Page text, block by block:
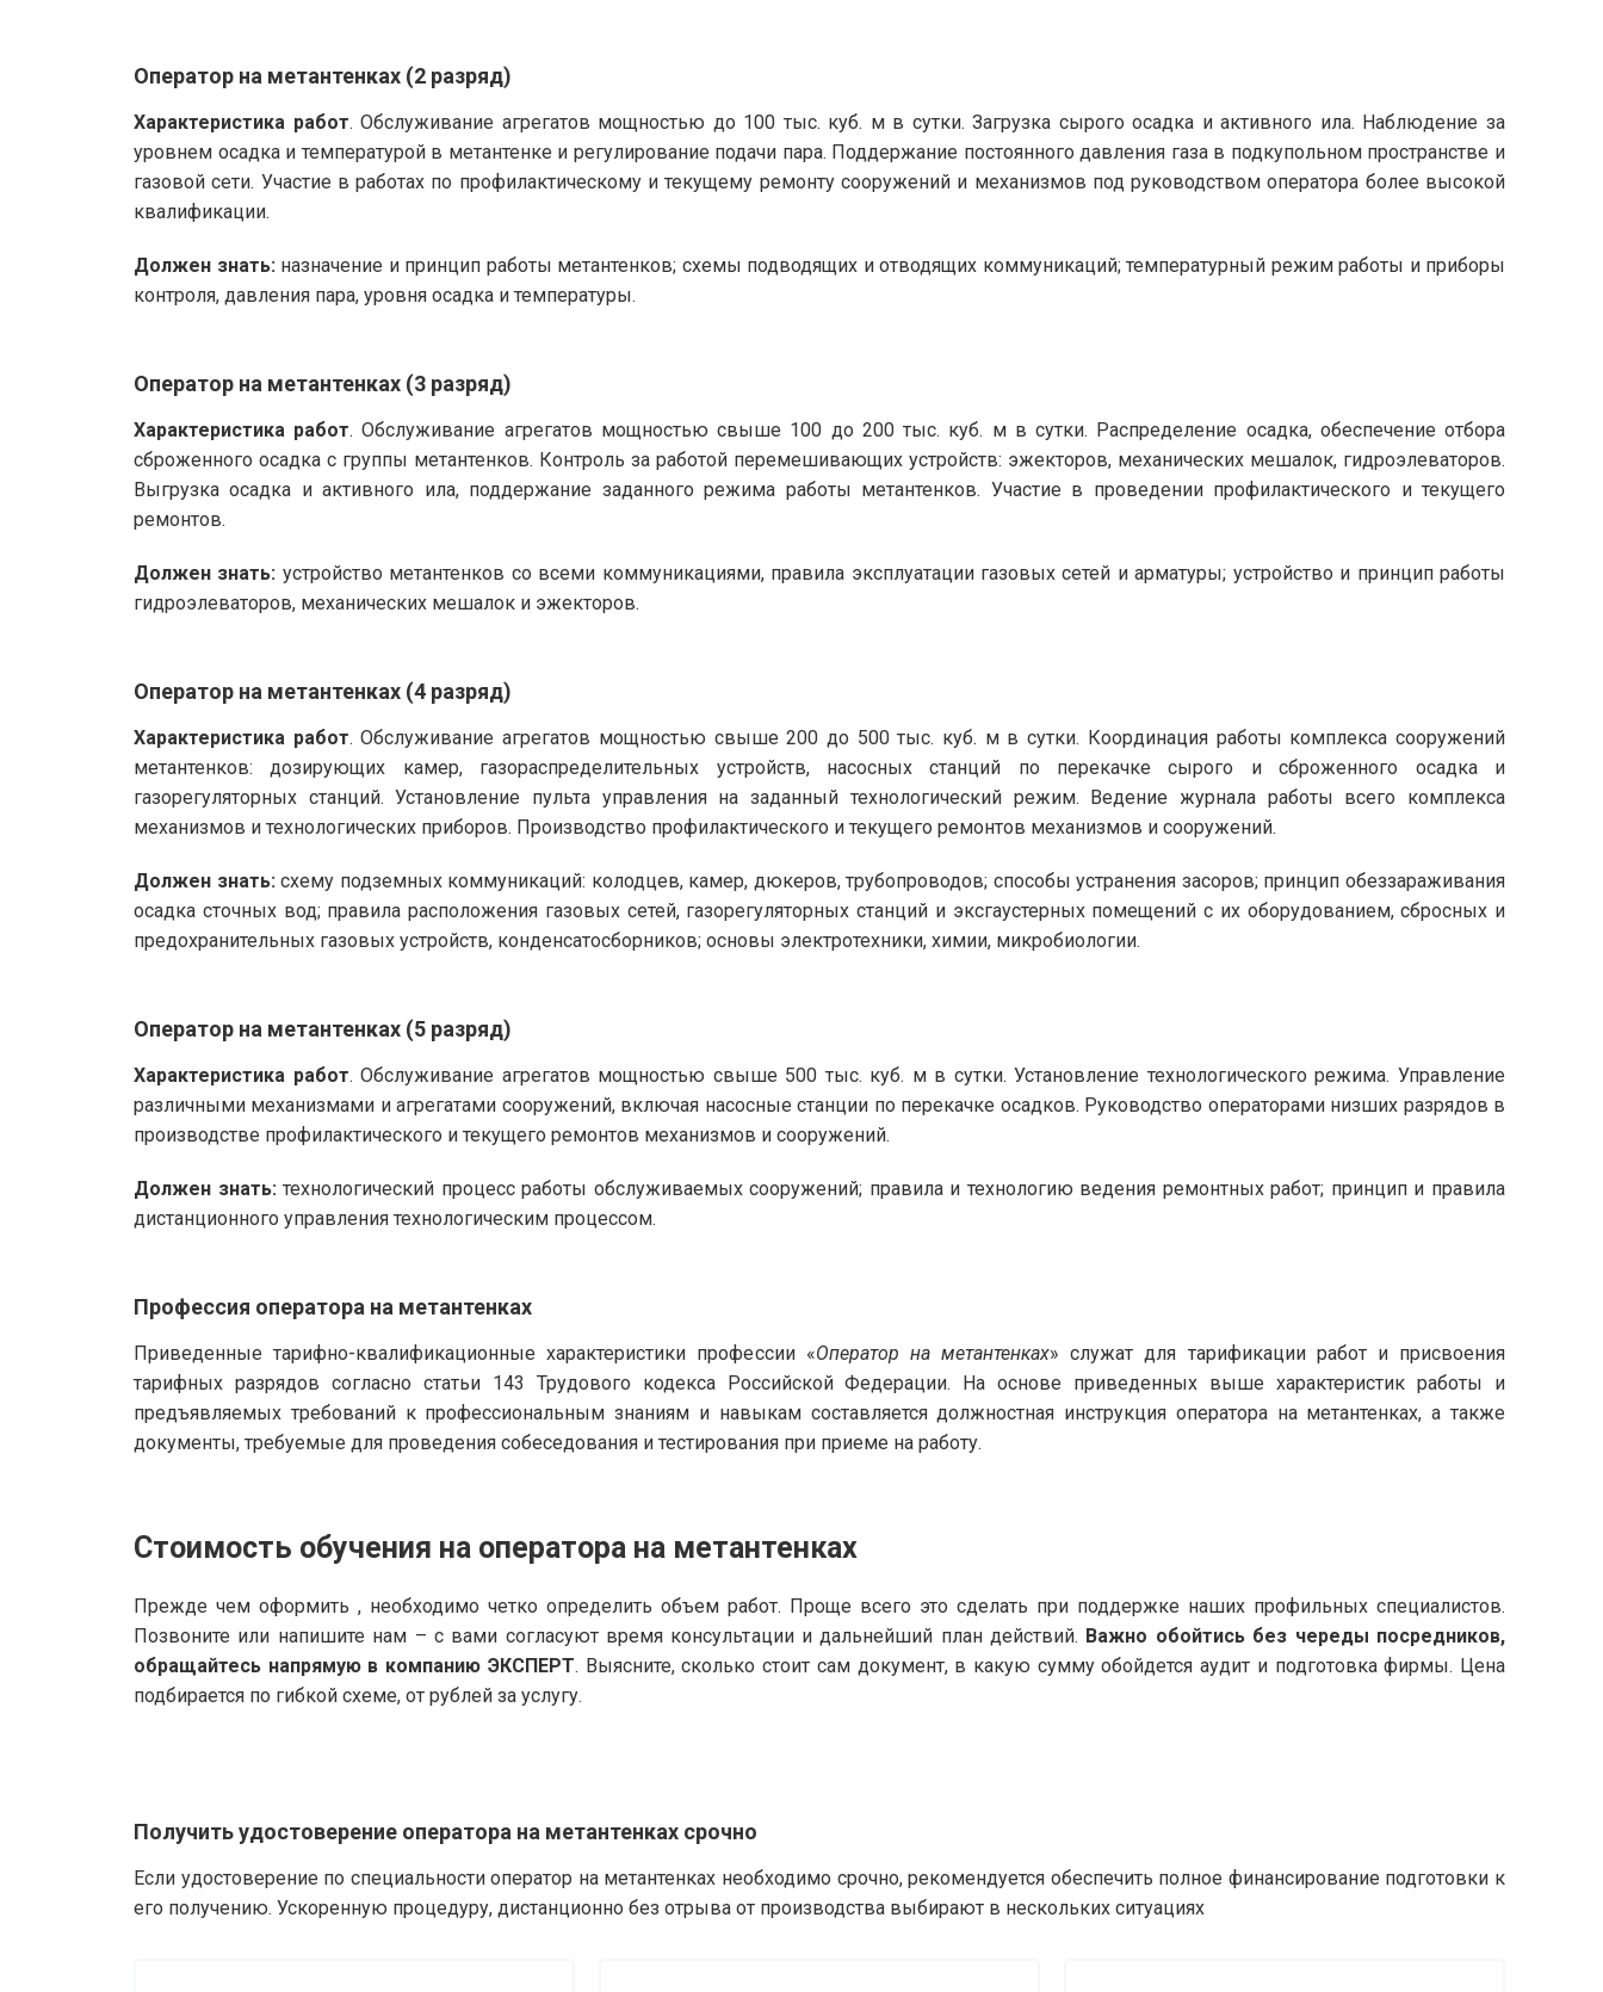
Оператор на метантенках (2 разряд)
Характеристика работ. Обслуживание агрегатов мощностью до 100 тыс. куб. м в сутки. Загрузка сырого осадка и активного ила. Наблюдение за
уровнем осадка и температурой в метантенке и регулирование подачи пара. Поддержание постоянного давления газа в подкупольном пространстве и
газовой сети. Участие в работах по профилактическому и текущему ремонту сооружений и механизмов под руководством оператора более высокой
квалификации.
Должен знать:назначение и принцип работы метантенков; схемы подводящих и отводящих коммуникаций; температурный режим работы и приборы
контроля, давления пара, уровня осадка и температуры.
Оператор на метантенках (3 разряд)
Характеристика работ. Обслуживание агрегатов мощностью свыше 100 до 200 тыс. куб. м в сутки. Распределение осадка, обеспечение отбора
сброженного осадка с группы метантенков. Контроль за работой перемешивающих устройств: эжекторов, механических мешалок, гидроэлеваторов.
Выгрузка осадка и активного ила, поддержание заданного режима работы метантенков. Участие в проведении профилактического и текущего
ремонтов.
Должен знать: устройство метантенков со всеми коммуникациями, правила эксплуатации газовых сетей и арматуры; устройство и принцип работы
гидроэлеваторов, механических мешалок и эжекторов.
Оператор на метантенках (4 разряд)
Характеристика работ. Обслуживание агрегатов мощностью свыше 200 до 500 тыс. куб. м в сутки. Координация работы комплекса сооружений
метантенков: дозирующих камер, газораспределительных устройств, насосных станций по перекачке сырого и сброженного осадка и
газорегуляторных станций. Установление пульта управления на заданный технологический режим. Ведение журнала работы всего комплекса
механизмов и технологических приборов. Производство профилактического и текущего ремонтов механизмов и сооружений.
Должен знать:схему подземных коммуникаций: колодцев, камер, дюкеров, трубопроводов; способы устранения засоров; принцип обеззараживания
осадка сточных вод; правила расположения газовых сетей, газорегуляторных станций и эксгаустерных помещений с их оборудованием, сбросных и
предохранительных газовых устройств, конденсатосборников; основы электротехники, химии, микробиологии.
Оператор на метантенках (5 разряд)
Характеристика работ. Обслуживание агрегатов мощностью свыше 500 тыс. куб. м в сутки. Установление технологического режима. Управление
различными механизмами и агрегатами сооружений, включая насосные станции по перекачке осадков. Руководство операторами низших разрядов в
производстве профилактического и текущего ремонтов механизмов и сооружений.
Должен знать:технологический процесс работы обслуживаемых сооружений; правила и технологию ведения ремонтных работ; принцип и правила
дистанционного управления технологическим процессом.
Профессия оператора на метантенках
Приведенные тарифно-квалификационные характеристики профессии «Оператор на метантенках» служат для тарификации работ и присвоения
тарифных разрядов согласно статьи 143 Трудового кодекса Российской Федерации. На основе приведенных выше характеристик работы и
предъявляемых требований к профессиональным знаниям и навыкам составляется должностная инструкция оператора на метантенках, а также
документы, требуемые для проведения собеседования и тестирования при приеме на работу.
Стоимость обучения на оператора на метантенках
Прежде чем оформить , необходимо четко определить объем работ. Проще всего это сделать при поддержке наших профильных специалистов.
Позвоните или напишите нам – с вами согласуют время консультации и дальнейший план действий. Важно обойтись без череды посредников,
обращайтесь напрямую в компанию ЭКСПЕРТ. Выясните, сколько стоит сам документ, в какую сумму обойдется аудит и подготовка фирмы. Цена
подбирается по гибкой схеме, от рублей за услугу.
Получить удостоверение оператора на метантенках срочно
Если удостоверение по специальности оператор на метантенках необходимо срочно, рекомендуется обеспечить полное финансирование подготовки к
его получению. Ускоренную процедуру, дистанционно без отрыва от производства выбирают в нескольких ситуациях